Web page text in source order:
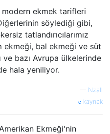
modern ekmek tarifleri
söylediği gibi,
tatlandırıcılarımız
ekmeği, bal ekmeği ve süt
ve bazı Avrupa ülkelerinde
hala yeniliyor.
— Nzall
kaynak
Ekmeği'nin